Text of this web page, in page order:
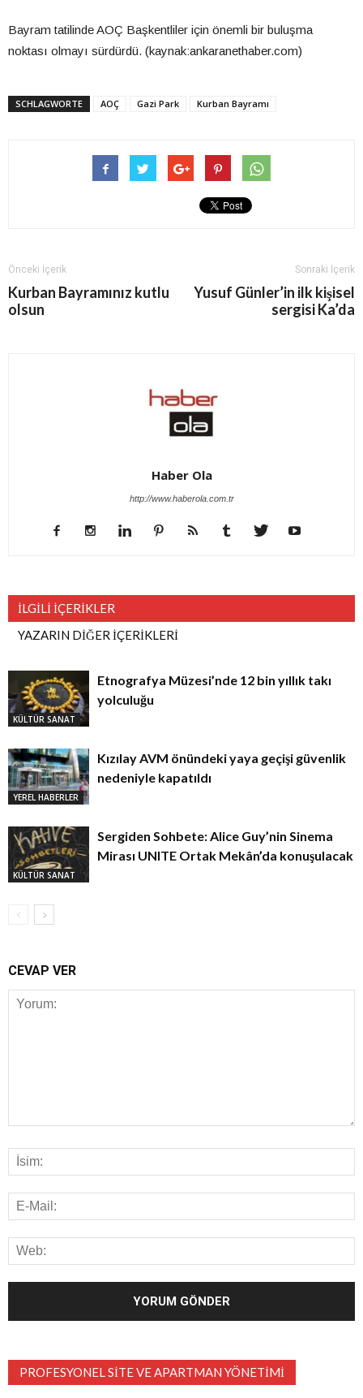
Bayram tatilinde AOÇ Başkentliler için önemli bir buluşma
noktası olmayı sürdürdü. (kaynak:ankaranethaber.com)
SCHLAGWORTE AOÇ Gazi Park Kurban Bayramı
Önceki İçerik
Kurban Bayramınız kutlu
olsun
Sonraki İçerik
Yusuf Günler’in ilk kişisel
sergisi Ka’da
Haber Ola
http://www.haberola.com.tr
İLGİLİ İÇERİKLER
YAZARIN DİĞER İÇERİKLERİ
KÜLTÜR SANAT
Etnografya Müzesi’nde 12 bin yıllık takı
yolculuğu
YEREL HABERLER
Kızılay AVM önündeki yaya geçişi güvenlik
nedeniyle kapatıldı
KÜLTÜR SANAT
Sergiden Sohbete: Alice Guy’nin Sinema
Mirası UNITE Ortak Mekân’da konuşulacak
CEVAP VER
PROFESYONEL SITE VE APARTMAN YÖNETIMI